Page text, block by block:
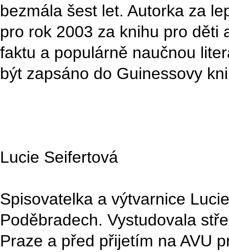
bezmála šest let. Autorka za
pro rok 2003 za knihu pro děti
faktu a populárně naučnou
být zapsáno do Guinessovy
Lucie Seifertová
Spisovatelka a výtvarnice
Poděbradech. Vystudovala
Praze a před přijetím na AVU